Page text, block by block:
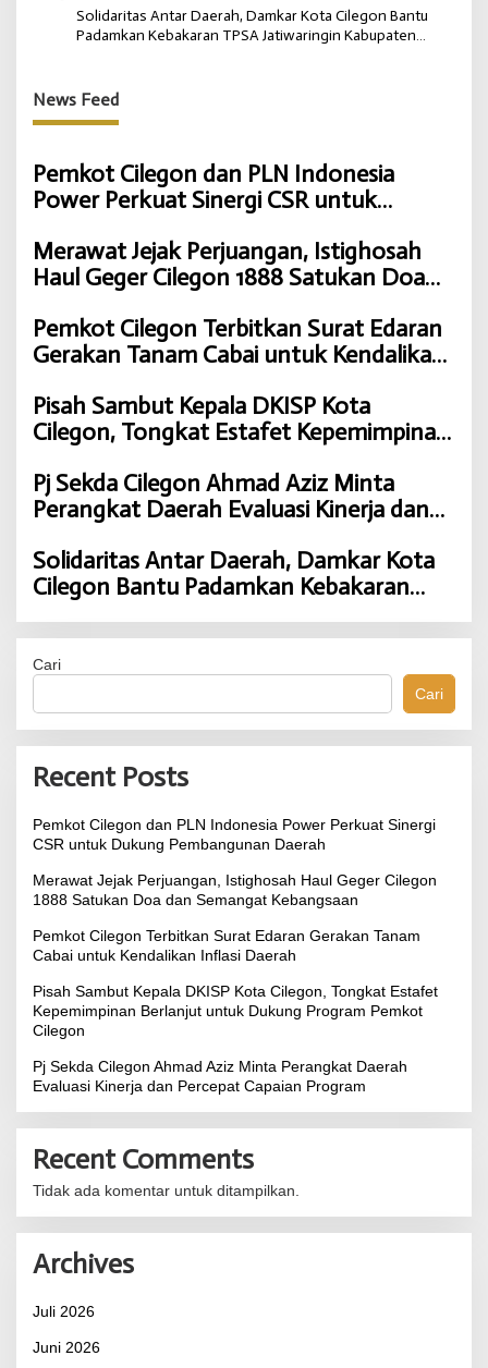
Solidaritas Antar Daerah, Damkar Kota Cilegon Bantu
Padamkan Kebakaran TPSA Jatiwaringin Kabupaten
News Feed
Pemkot Cilegon dan PLN Indonesia
Power Perkuat Sinergi CSR untuk
Merawat Jejak Perjuangan, Istighosah
Haul Geger Cilegon 1888 Satukan Doa
Pemkot Cilegon Terbitkan Surat Edaran
Gerakan Tanam Cabai untuk Kendalikan
Pisah Sambut Kepala DKISP Kota
Cilegon, Tongkat Estafet Kepemimpinan
Pemkot Cilegon
Pj Sekda Cilegon Ahmad Aziz Minta
Perangkat Daerah Evaluasi Kinerja dan
Solidaritas Antar Daerah, Damkar Kota
Cilegon Bantu Padamkan Kebakaran
Cari
Cari
Recent Posts
Pemkot Cilegon dan PLN Indonesia Power Perkuat Sinergi
CSR untuk Dukung Pembangunan Daerah
Merawat Jejak Perjuangan, Istighosah Haul Geger Cilegon
1888 Satukan Doa dan Semangat Kebangsaan
Pemkot Cilegon Terbitkan Surat Edaran Gerakan Tanam
Cabai untuk Kendalikan Inflasi Daerah
Pisah Sambut Kepala DKISP Kota Cilegon, Tongkat Estafet
Kepemimpinan Berlanjut untuk Dukung Program Pemkot
Cilegon
Pj Sekda Cilegon Ahmad Aziz Minta Perangkat Daerah
Evaluasi Kinerja dan Percepat Capaian Program
Recent Comments
Tidak ada komentar untuk ditampilkan.
Archives
Juli 2026
Juni 2026